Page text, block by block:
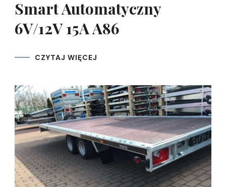
Smart Automatyczny
6V/12V 15A A86
CZYTAJ WIĘCEJ